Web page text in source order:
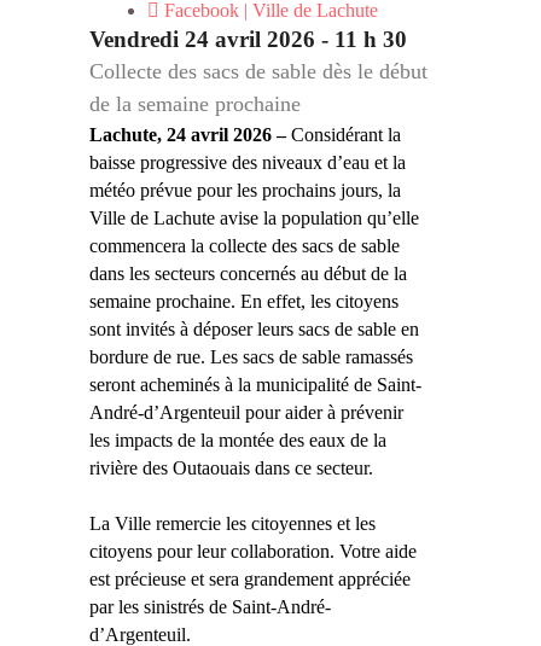
Facebook | Ville de Lachute
Vendredi 24 avril 2026 - 11 h 30
Collecte des sacs de sable dès le début
de la semaine prochaine
Lachute, 24 avril 2026 –Considérant la
baisse progressive des niveaux d’eau et la
météo prévue pour les prochains jours, la
Ville de Lachute avise la population qu’elle
commencera la collecte des sacs de sable
dans les secteurs concernés au début de la
semaine prochaine. En effet, les citoyens
sont invités à déposer leurs sacs de sable en
bordure de rue. Les sacs de sable ramassés
seront acheminés à la municipalité de Saint-
André-d’Argenteuil pour aider à prévenir
les impacts de la montée des eaux de la
rivière des Outaouais dans ce secteur.
La Ville remercie les citoyennes et les
citoyens pour leur collaboration. Votre aide
est précieuse et sera grandement appréciée
par les sinistrés de Saint-André-
d’Argenteuil.